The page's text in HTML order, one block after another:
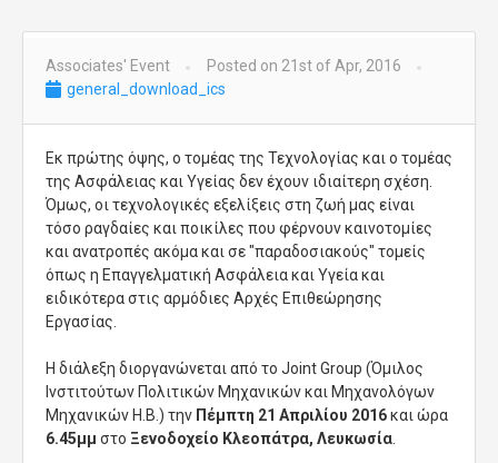
Associates' Event
Posted on 21st of Apr, 2016
general_download_ics
Εκ πρώτης όψης, ο τομέας της Τεχνολογίας και ο τομέας
της Ασφάλειας και Υγείας δεν έχουν ιδιαίτερη σχέση.
Όμως, οι τεχνολογικές εξελίξεις στη ζωή μας είναι
τόσο ραγδαίες και ποικίλες που φέρνουν καινοτομίες
και ανατροπές ακόμα και σε "παραδοσιακούς" τομείς
όπως η Επαγγελματική Ασφάλεια και Υγεία και
ειδικότερα στις αρμόδιες Αρχές Επιθεώρησης
Εργασίας.
Η διάλεξη διοργανώνεται από το Joint Group (Όμιλος
Ινστιτούτων Πολιτικών Μηχανικών και Μηχανολόγων
Μηχανικών Η.Β.) την Πέμπτη 21 Απριλίου 2016και ώρα
6.45μμ στο Ξενοδοχείο Κλεοπάτρα, Λευκωσία